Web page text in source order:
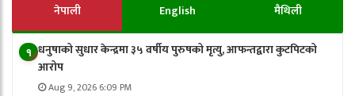
नेपाली English मैथिली
१ धनुषाको सुधार केन्द्रमा ३५ वर्षीय पुरुषको मृत्यु, आफन्तद्वारा कुटपिटको
आरोप
Aug 9, 2026 6:09 PM